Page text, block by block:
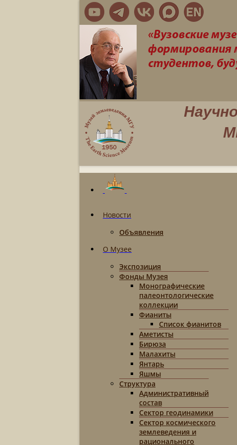
Новости
Объявления
О Музее
Экспозиция
Фонды Музея
Монографические
палеонтологические
коллекции
Фианиты
Список фианитов
Аметисты
Бирюза
Малахиты
Янтарь
Яшмы
Структура
Административный
состав
Сектор геодинамики
Сектор космического
землеведения и
рационального